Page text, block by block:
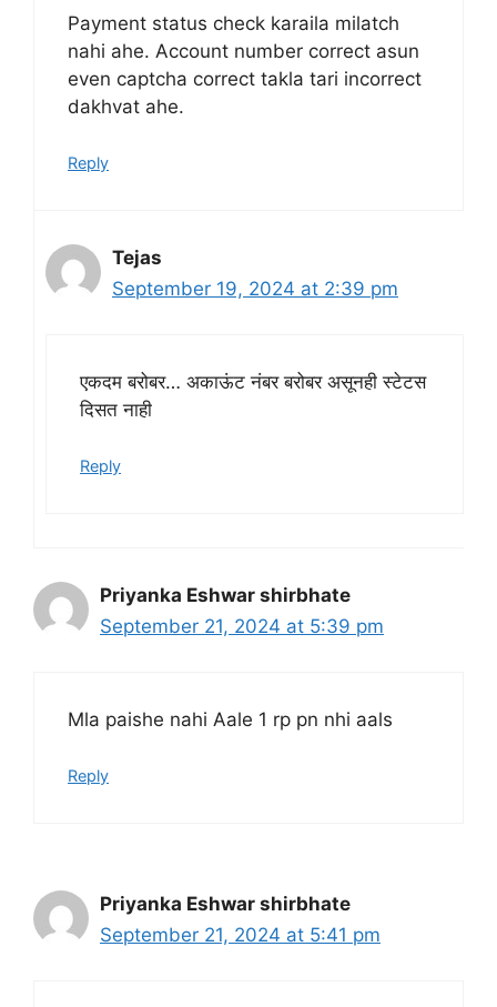
Payment status check karaila milatch
nahi ahe. Account number correct asun
even captcha correct takla tari incorrect
dakhvat ahe.
Reply
Tejas
September 19, 2024 at 2:39 pm
एकदम बरोबर… अकाऊंट नंबर बरोबर असूनही स्टेटस
दिसत नाही
Reply
Priyanka Eshwar shirbhate
September 21, 2024 at 5:39 pm
Mla paishe nahi Aale 1 rp pn nhi aals
Reply
Priyanka Eshwar shirbhate
September 21, 2024 at 5:41 pm